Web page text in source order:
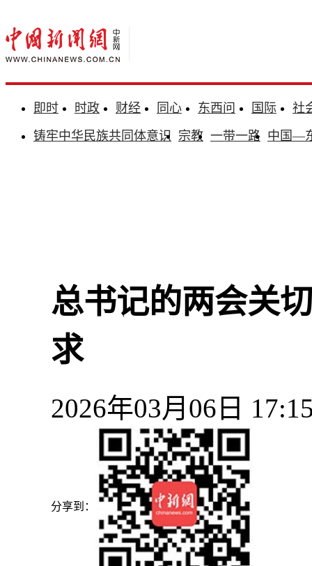
即时 时政 财经 同心 东西问 国际
社
铸牢中华民族共同体意识 宗教 一带一路 中国—
总书记的两会关
求
2026年03月06日
分享到：